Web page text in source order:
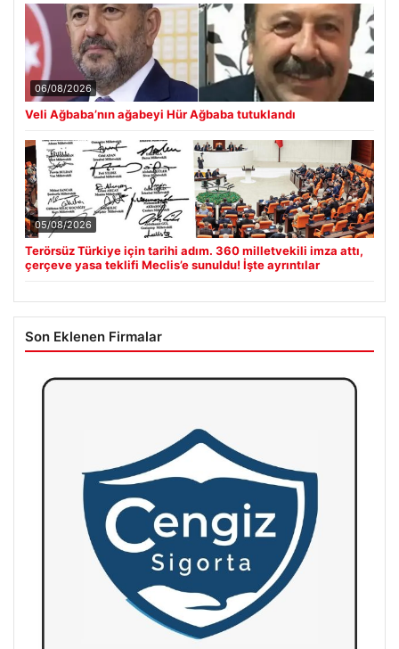
06/08/2026
Veli Ağbaba’nın ağabeyi Hür Ağbaba tutuklandı
05/08/2026
Terörsüz Türkiye için tarihi adım. 360 milletvekili imza attı,
çerçeve yasa teklifi Meclis’e sunuldu! İşte ayrıntılar
Son Eklenen Firmalar